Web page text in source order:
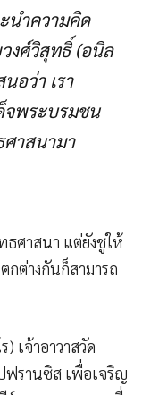
นำความคิด
งศ์วิสุทธิ์ (อนิล
อว่า เรา
จพระบรมชน
าสนามา
ธศาสนา แต่ยังชูให้
ต่างกันก็สามารถ
เจ้าอาวาสวัด
ฟรานซิส เพื่อเจริญ